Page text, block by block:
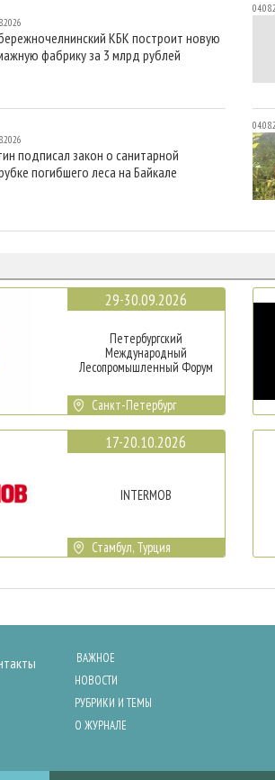
КБК построит новую
фабрику за 3 млрд рублей
подписал закон о санитарной
погибшего леса на Байкале
29-30.09.2026
Петербургский
Международный
Лесопромышленный Форум
Санкт-Петербург
17-20.10.2026
INTERMOB
Стамбул, Турция
ВАЖНОЕ
НОВОСТИ
РУБРИКИ И ТЕМЫ
О ЖУРНАЛЕ